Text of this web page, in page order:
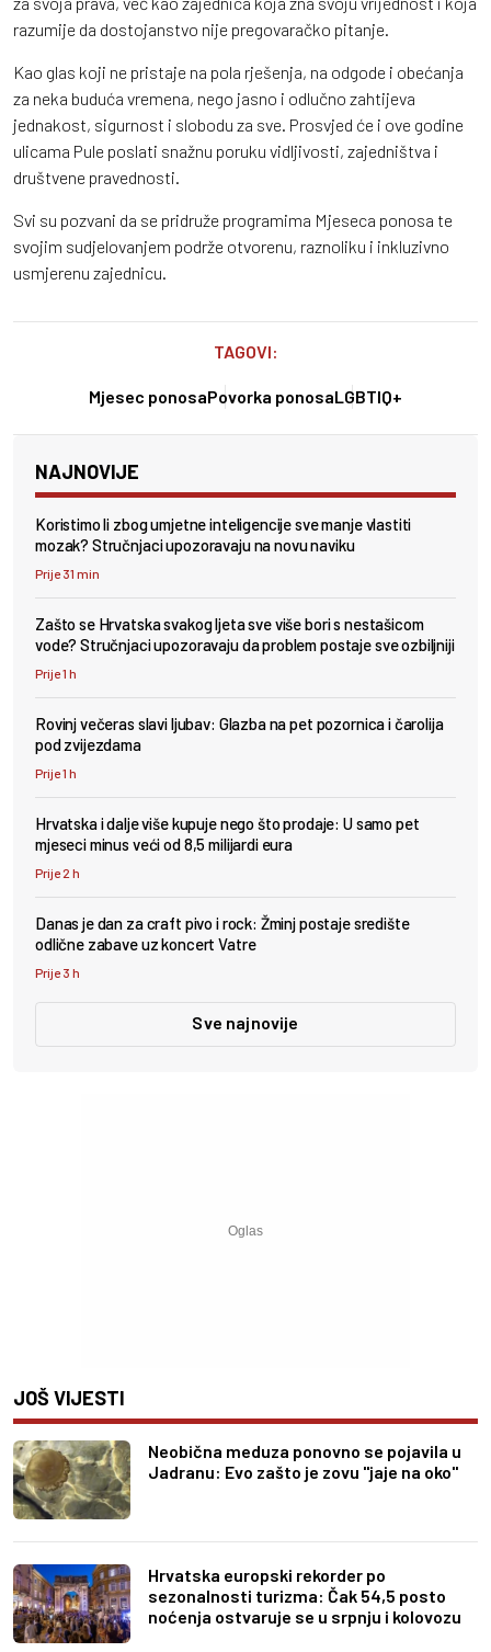
razumije da dostojanstvo nije pregovaračko pitanje.
Kao glas koji ne pristaje na pola rješenja, na odgode i obećanja
za neka buduća vremena, nego jasno i odlučno zahtijeva
jednakost, sigurnost i slobodu za sve. Prosvjed će i ove godine
ulicama Pule poslati snažnu poruku vidljivosti, zajedništva i
društvene pravednosti.
Svi su pozvani da se pridruže programima Mjeseca ponosa te
svojim sudjelovanjem podrže otvorenu, raznoliku i inkluzivno
usmjerenu zajednicu.
TAGOVI:
Mjesec ponosaPovorka ponosaLGBTIQ+
NAJNOVIJE
Koristimo li zbog umjetne inteligencije sve manje vlastiti
mozak? Stručnjaci upozoravaju na novu naviku
Prije 31 min
Zašto se Hrvatska svakog ljeta sve više bori s nestašicom
vode? Stručnjaci upozoravaju da problem postaje sve ozbiljniji
Prije 1 h
Rovinj večeras slavi ljubav: Glazba na pet pozornica i čarolija
pod zvijezdama
Prije 1 h
Hrvatska i dalje više kupuje nego što prodaje: U samo pet
mjeseci minus veći od 8,5 milijardi eura
Prije 2 h
Danas je dan za craft pivo i rock: Žminj postaje središte
odlične zabave uz koncert Vatre
Prije 3 h
Sve najnovije
JOŠ VIJESTI
Neobična meduza ponovno se pojavila u
Jadranu: Evo zašto je zovu "jaje na oko"
Hrvatska europski rekorder po
sezonalnosti turizma: Čak 54,5 posto
noćenja ostvaruje se u srpnju i kolovozu